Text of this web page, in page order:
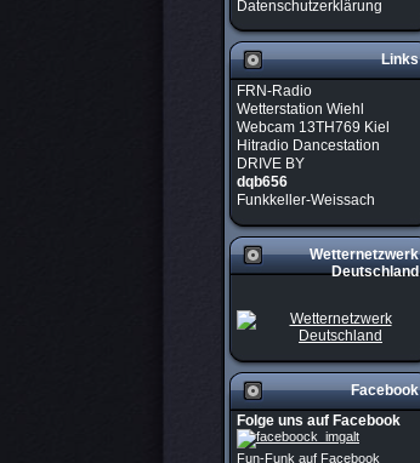
Datenschutzerklärung
Links
FRN-Radio
Wetterstation Wiehl
Webcam 13TH769 Kiel
Hitradio Dancestation
DRIVE BY
dqb656
Funkkeller-Weissach
Wetternetzwerk
Deutschland
Facebook
Folge uns auf Facebook
Fun-Funk auf Facebook